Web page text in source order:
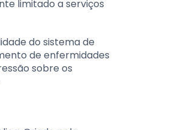
limitado a serviços
do sistema de
de enfermidades
sobre os